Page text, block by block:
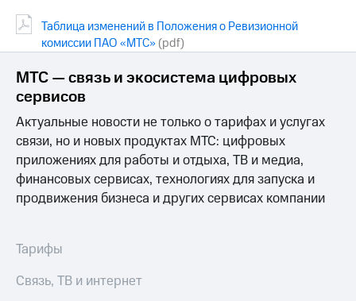
Таблица изменений в Положения о Ревизионной
комиссии ПАО «МТС» (pdf)
МТС — связь и экосистема цифровых
сервисов
Актуальные новости не только о тарифах и услугах
связи, но и новых продуктах МТС: цифровых
приложениях для работы и отдыха, ТВ и медиа,
финансовых сервисах, технологиях для запуска и
продвижения бизнеса и других сервисах компании
Тарифы
Связь, ТВ и интернет